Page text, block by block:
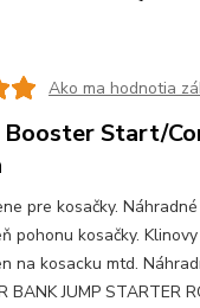
Ako ma hodnotia
Booster Start/
pre kosačky.
pohonu kosačky.
na kosacku mtd.
BANK JUMP STARTER